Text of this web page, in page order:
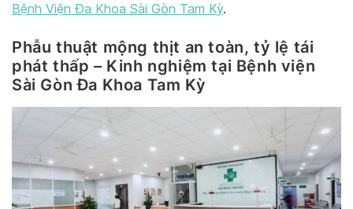
Bệnh Viện Đa Khoa Sài Gòn Tam Kỳ.
Phẫu thuật mộng thịt an toàn, tỷ lệ tái
phát thấp – Kinh nghiệm tại Bệnh viện
Sài Gòn Đa Khoa Tam Kỳ